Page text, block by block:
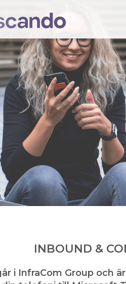
INBOUND &
i InfraCom Group och